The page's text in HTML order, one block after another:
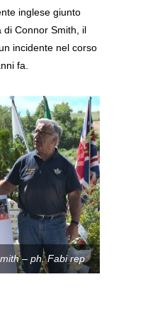
inglese giunto
di Connor Smith, il
incidente nel corso
fa.
– ph. Fabi rep